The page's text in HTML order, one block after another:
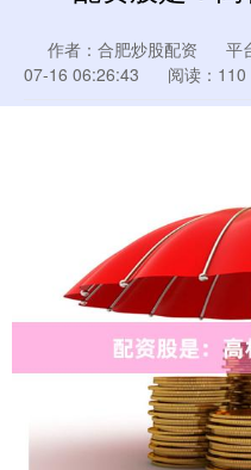
作者：合肥炒股配资 平
07-16 06:26:43
阅读：110